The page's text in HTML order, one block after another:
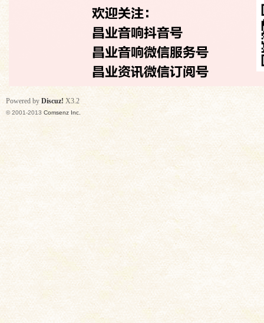
Powered by Discuz! X3.2
© 2001-2013 Comsenz Inc.